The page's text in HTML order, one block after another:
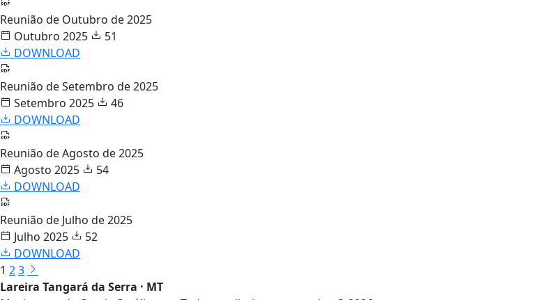
Reunião de Outubro de 2025
Outubro 2025
51
DOWNLOAD
Reunião de Setembro de 2025
Setembro 2025
46
DOWNLOAD
Reunião de Agosto de 2025
Agosto 2025
54
DOWNLOAD
Reunião de Julho de 2025
Julho 2025
52
DOWNLOAD
1 23
Lareira Tangará da Serra · MT